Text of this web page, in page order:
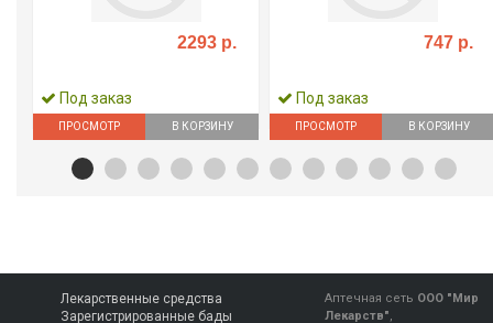
2293 р.
Под заказ
ПРОСМОТР В КОРЗИНУ
747 р.
Под заказ
ПРОСМОТР В КОРЗИНУ
Лекарственные средства
Зарегистрированные бады
Аптечная сеть ООО "Мир
Лекарств",